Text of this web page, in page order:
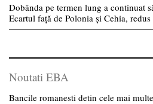
Dobânda pe termen lung a continuat
Ecartul față de Polonia și Cehia,
Noutati EBA
Bancile romanesti detin cele mai